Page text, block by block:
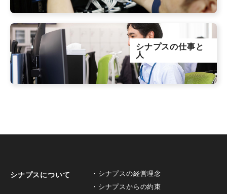
シナプスの仕事と
人
シナプスについて
シナプスの経営理念
シナプスからの約束
プライバシーポリシー